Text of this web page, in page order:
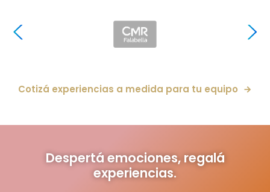
Cotizá experiencias a medida para tu equipo
Despertá emociones, regalá
experiencias.